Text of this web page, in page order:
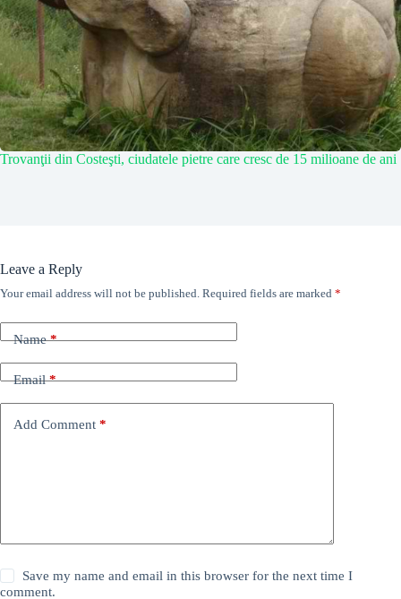
Trovanţii din Costeşti, ciudatele pietre care cresc de 15 milioane de ani
Leave a Reply
Your email address will not be published. Required fields are marked *
Name*
Email*
Add Comment *
Save my name and email in this browser for the next time I
comment.